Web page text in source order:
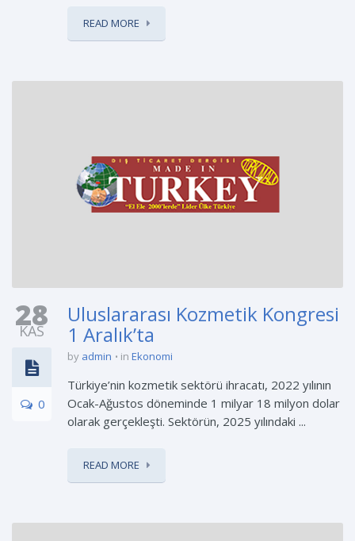
READ MORE
28
KAS
0
Uluslararası Kozmetik Kongresi
1 Aralık’ta
by admin in Ekonomi
Türkiye’nin kozmetik sektörü ihracatı, 2022 yılının
Ocak-Ağustos döneminde 1 milyar 18 milyon dolar
olarak gerçekleşti. Sektörün, 2025 yılındaki ...
READ MORE